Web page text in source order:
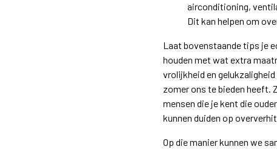
airconditioning,
Dit kan helpen om
Laat bovenstaande tips je
houden met wat extra
vrolijkheid en
zomer ons te bieden heeft.
mensen die je kent die
kunnen duiden op
Op die manier kunnen we